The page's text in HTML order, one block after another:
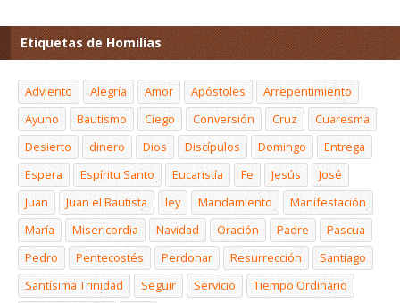
Etiquetas de Homilías
Adviento Alegría Amor Apóstoles
Arrepentimiento
Ayuno
Bautismo Ciego Conversión Cruz
Cuaresma
Desierto
dinero Dios Discípulos Domingo
Entrega
Espera
Espíritu Santo Eucaristía Fe Jesús
José
Juan
Juan el Bautista ley Mandamiento
Manifestación
María
Misericordia Navidad Oración Padre
Pascua
Pedro
Pentecostés Perdonar Resurrección
Santiago
Santísima Trinidad
Seguir Servicio
Tiempo Ordinario